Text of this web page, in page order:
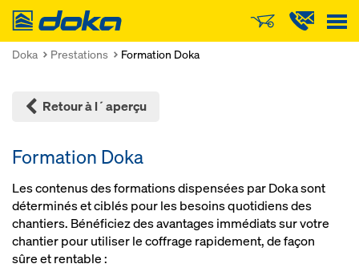
Doka
Doka Prestations Formation Doka
Retour à l´aperçu
Formation Doka
Les con­te­nus des for­ma­tions dis­pen­sées par Doka sont
dé­ter­mi­nés et ci­b­lés pour les be­soins quo­ti­diens des
chan­tiers. Bé­né­fi­ciez des avan­tages im­mé­diats sur votre
chan­tier pour uti­li­ser le cof­f­rage ra­pi­de­ment, de façon
sûre et ren­ta­b­le :